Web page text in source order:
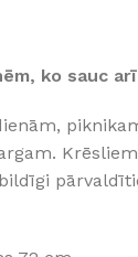
SPC
ko sauc